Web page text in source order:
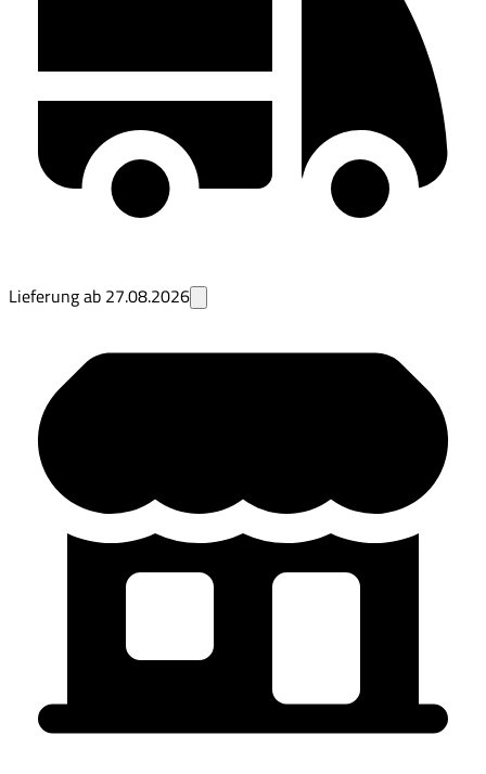
Lieferung ab 27.08.2026